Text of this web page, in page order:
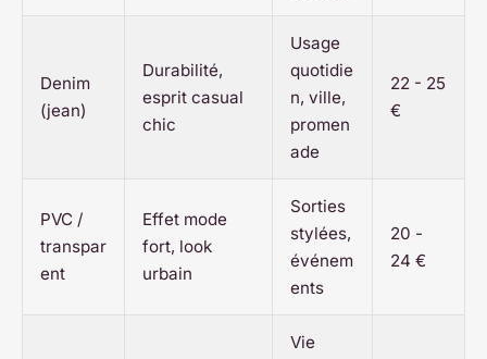
Denim
(jean)
Durabilité,
esprit casual
chic
Usage
quotidie
n, ville,
promen
ade
22 - 25
€
PVC /
transpar
ent
Effet mode
fort, look
urbain
Sorties
stylées,
événem
ents
20 -
24 €
Vie